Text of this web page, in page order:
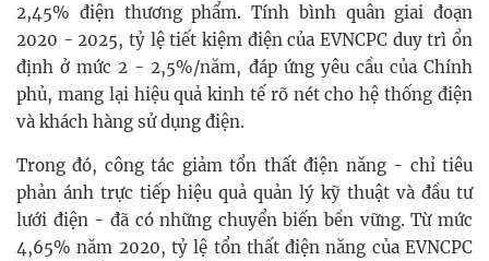
2,45% điện thương phẩm. Tính bình quân giai đoạn
2020 - 2025, tỷ lệ tiết kiệm điện của EVNCPC duy trì ổn
định ở mức 2 - 2,5%/năm, đáp ứng yêu cầu của Chính
phủ, mang lại hiệu quả kinh tế rõ nét cho hệ thống điện
và khách hàng sử dụng điện.
Trong đó, công tác giảm tổn thất điện năng - chỉ tiêu
phản ánh trực tiếp hiệu quả quản lý kỹ thuật và đầu tư
lưới điện - đã có những chuyển biến bền vững. Từ mức
4,65% năm 2020, tỷ lệ tổn thất điện năng của EVNCPC